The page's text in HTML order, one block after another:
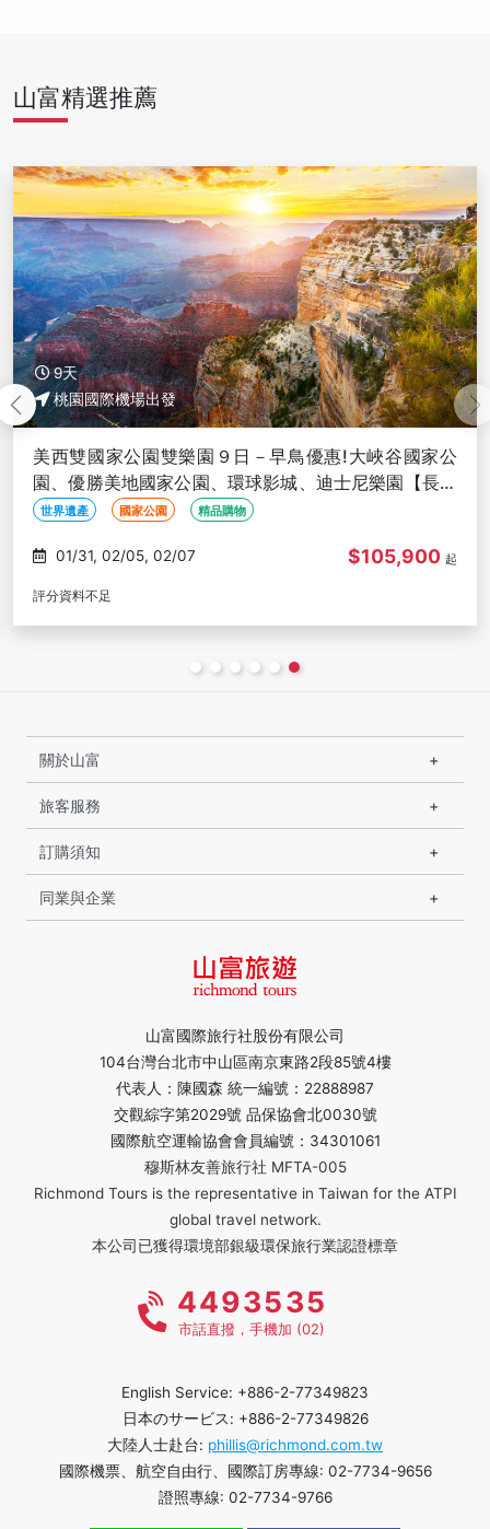
山富精選推薦
9天
桃園國際機場出發
美西雙國家公園雙樂園９日－早鳥優惠!大峽谷國家公
園、優勝美地國家公園、環球影城、迪士尼樂園【長榮
玩美加族】
世界遺產 國家公園 精品購物
01/31, 02/05, 02/07 $105,900 起
評分資料不足
山富國際旅行社股份有限公司
104台灣台北市中山區南京東路2段85號4樓
代表人：陳國森 統一編號：22888987
交觀綜字第2029號 品保協會北0030號
國際航空運輸協會會員編號：34301061
穆斯林友善旅行社 MFTA-005
Richmond Tours is the representative in Taiwan for the ATPI
global travel network.
本公司已獲得環境部銀級環保旅行業認證標章
關於山富
旅客服務
訂購須知
同業與企業
4493535
市話直撥，手機加 (02)
English Service: +886-2-77349823
日本のサービス: +886-2-77349826
大陸人士赴台: phillis@richmond.com.tw
國際機票、航空自由行、國際訂房專線: 02-7734-9656
證照專線: 02-7734-9766